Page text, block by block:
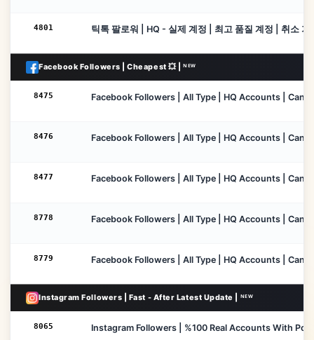
4801 틱톡 팔로워 | HQ - 실제 계정 | 최고 품질 계정 | 취소
Facebook Followers | Cheapest 💥 | ᴺᴱᵂ
8475 Facebook Followers | All Type | HQ Accounts |
8476 Facebook Followers | All Type | HQ Accounts |
8477 Facebook Followers | All Type | HQ Accounts |
8778 Facebook Followers | All Type | HQ Accounts |
8779 Facebook Followers | All Type | HQ Accounts |
Instagram Followers | Fast - After Latest Update | ᴺᴱᵂ
8065 Instagram Followers | %100 Real Accounts With